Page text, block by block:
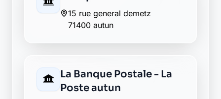
15 rue general demetz
71400 autun
La Banque Postale - La
Poste autun